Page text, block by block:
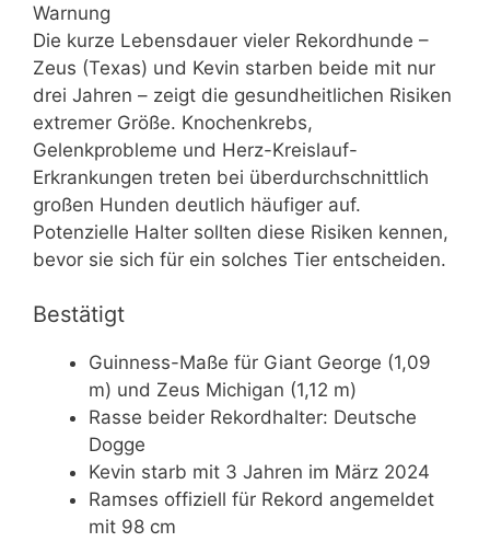
Warnung
Die kurze Lebensdauer vieler Rekordhunde –
Zeus (Texas) und Kevin starben beide mit nur
drei Jahren – zeigt die gesundheitlichen Risiken
extremer Größe. Knochenkrebs,
Gelenkprobleme und Herz-Kreislauf-
Erkrankungen treten bei überdurchschnittlich
großen Hunden deutlich häufiger auf.
Potenzielle Halter sollten diese Risiken kennen,
bevor sie sich für ein solches Tier entscheiden.
Bestätigt
Guinness-Maße für Giant George (1,09
m) und Zeus Michigan (1,12 m)
Rasse beider Rekordhalter: Deutsche
Dogge
Kevin starb mit 3 Jahren im März 2024
Ramses offiziell für Rekord angemeldet
mit 98 cm